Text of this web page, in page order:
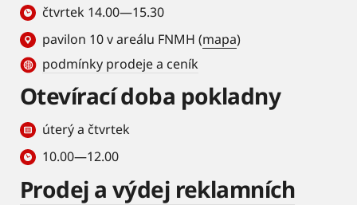
čtvrtek 14.00—15.30
pavilon 10 v areálu FNMH (mapa)
podmínky prodeje a ceník
Otevírací doba pokladny
úterý a čtvrtek
10.00—12.00
Prodej a výdej reklamních